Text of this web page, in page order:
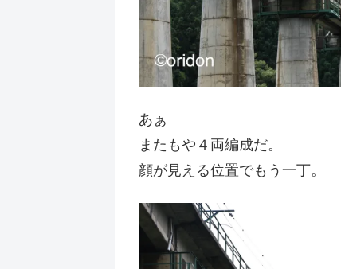
あぁ
またもや４両編成だ。
顔が見える位置でもう一丁。